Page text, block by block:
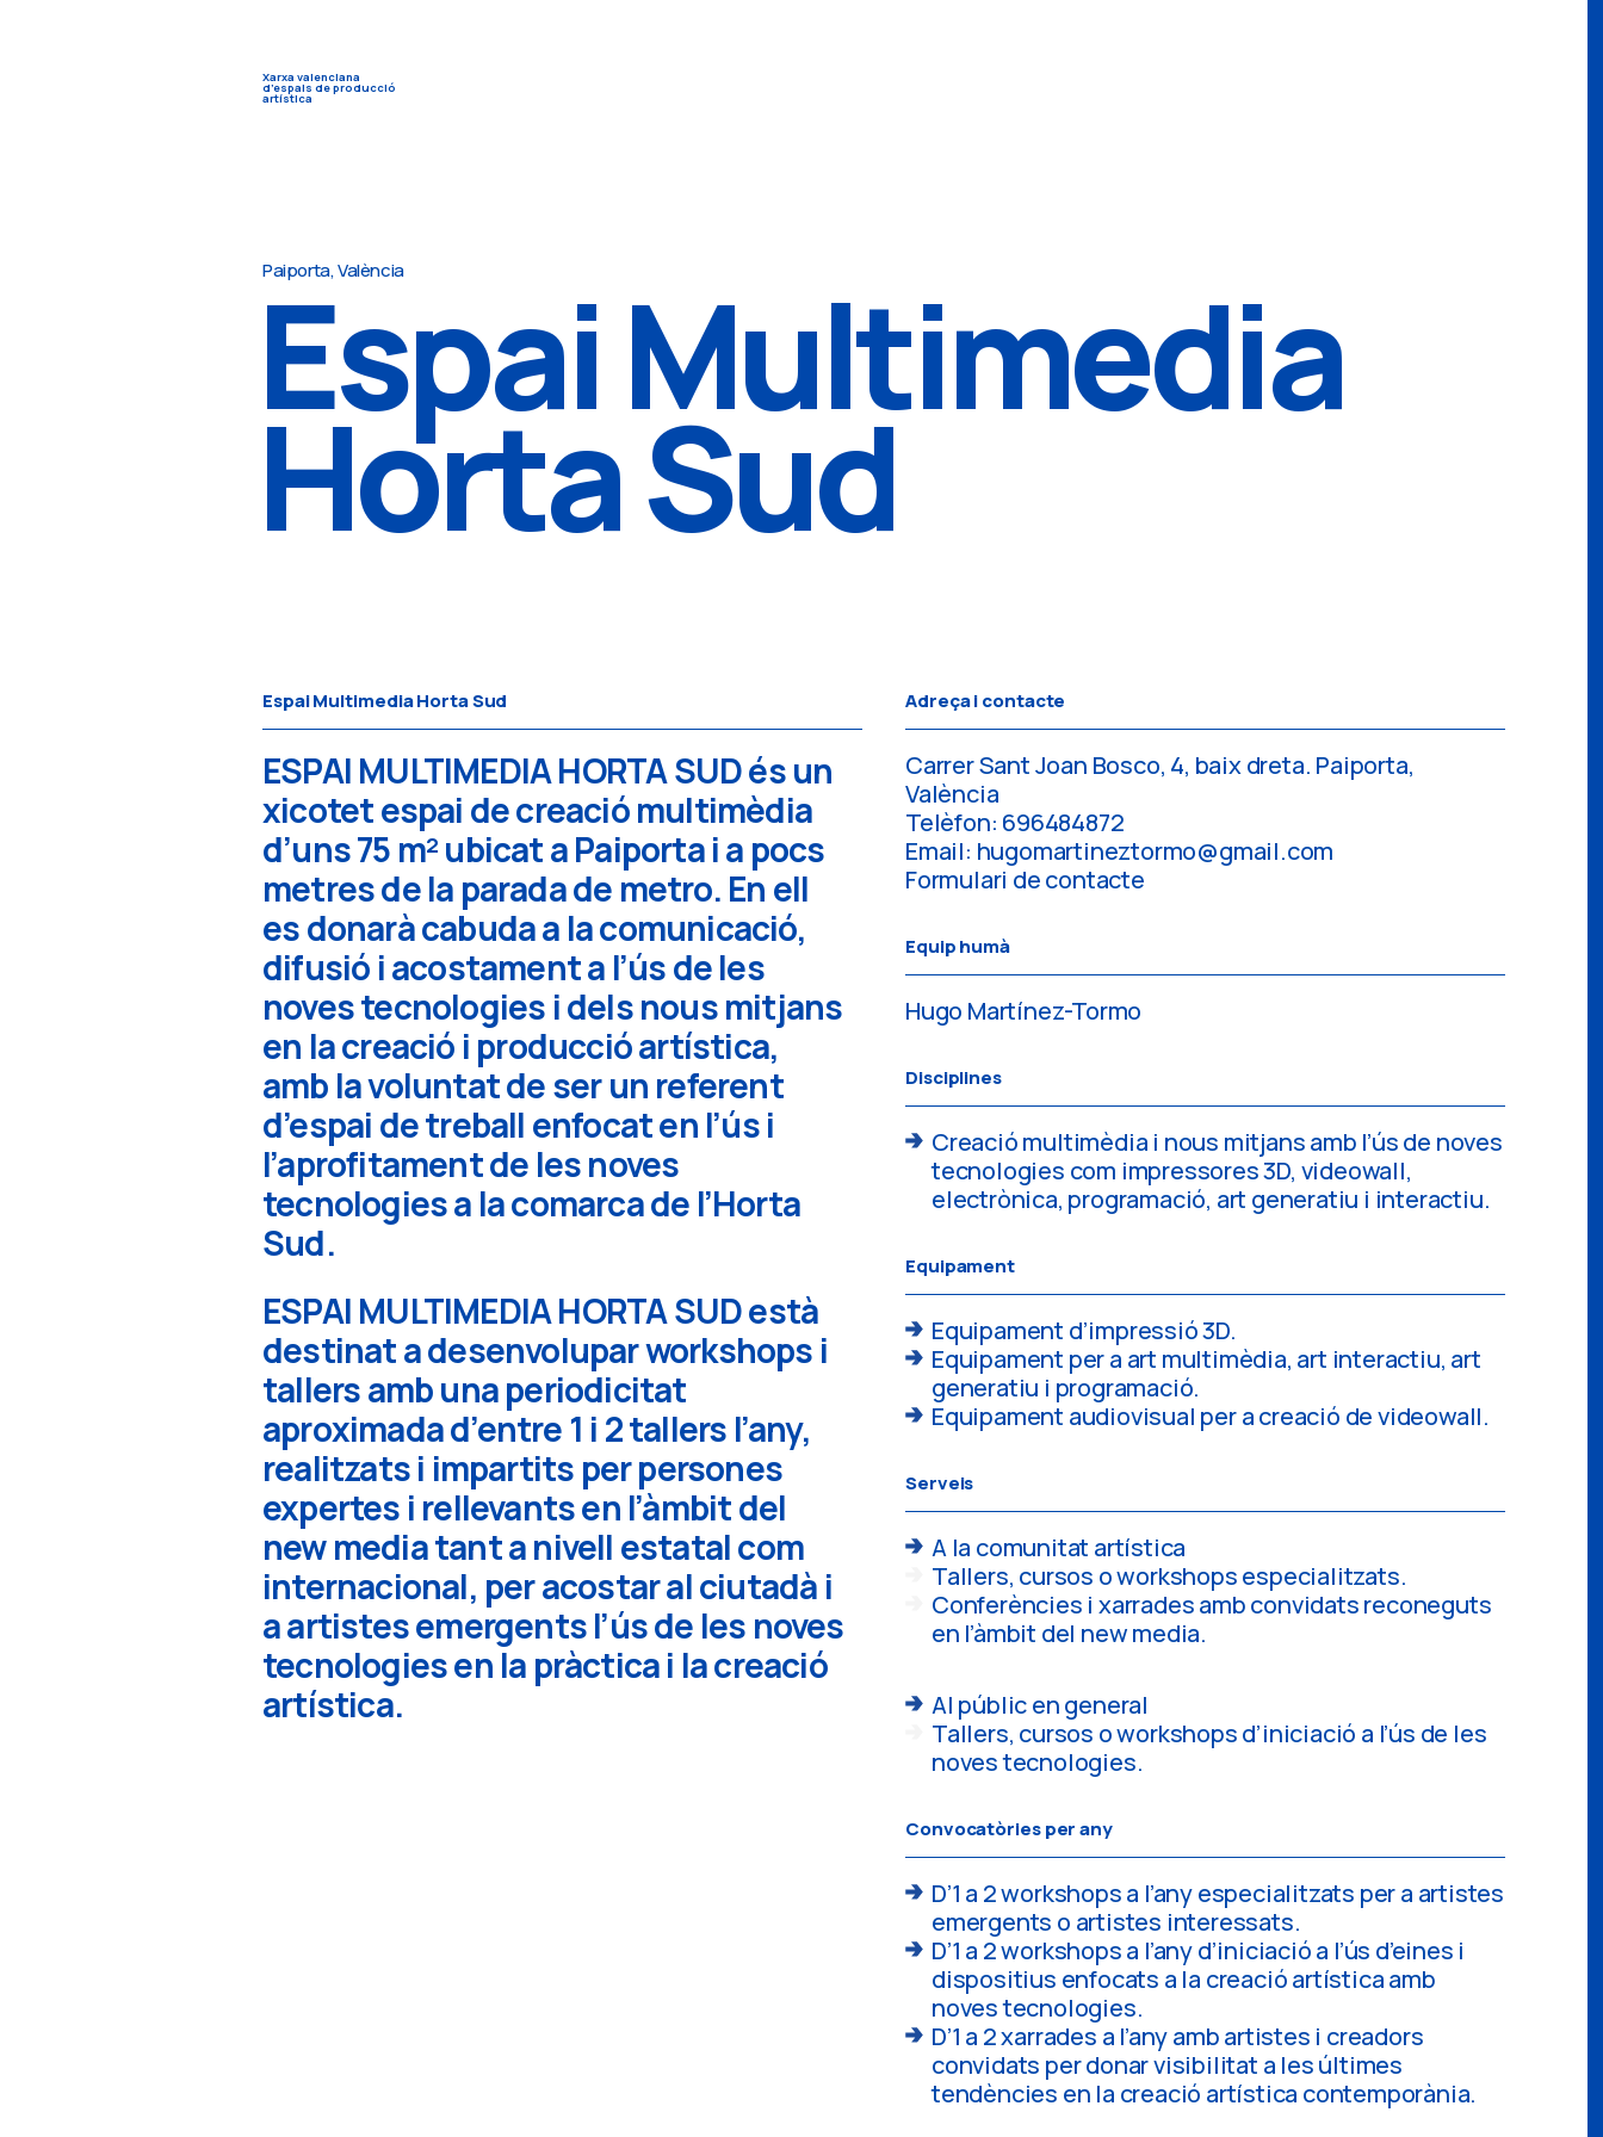
Xarxa valenciana
d’espais de producció
artística
Paiporta, València
Espai Multimedia
Horta Sud
Espai Multimedia Horta Sud
ESPAI MULTIMEDIA HORTA SUD és un
xicotet espai de creació multimèdia
d’uns 75 m² ubicat a Paiporta i a pocs
metres de la parada de metro. En ell
es donarà cabuda a la comunicació,
difusió i acostament a l’ús de les
noves tecnologies i dels nous mitjans
en la creació i producció artística,
amb la voluntat de ser un referent
d’espai de treball enfocat en l’ús i
l’aprofitament de les noves
tecnologies a la comarca de l’Horta
Sud.
ESPAI MULTIMEDIA HORTA SUD està
destinat a desenvolupar workshops i
tallers amb una periodicitat
aproximada d’entre 1 i 2 tallers l’any,
realitzats i impartits per persones
expertes i rellevants en l’àmbit del
new media tant a nivell estatal com
internacional, per acostar al ciutadà i
a artistes emergents l’ús de les noves
tecnologies en la pràctica i la creació
artística.
Adreça i contacte
Carrer Sant Joan Bosco, 4, baix dreta. Paiporta,
València
Telèfon: 696484872
Email: hugomartineztormo@gmail.com
Formulari de contacte
Equip humà
Hugo Martínez-Tormo
Disciplines
Creació multimèdia i nous mitjans amb l’ús de noves
tecnologies com impressores 3D, videowall,
electrònica, programació, art generatiu i interactiu.
Equipament
Equipament d’impressió 3D.
Equipament per a art multimèdia, art interactiu, art
generatiu i programació.
Equipament audiovisual per a creació de videowall.
Serveis
A la comunitat artística
Tallers, cursos o workshops especialitzats.
Conferències i xarrades amb convidats reconeguts
en l’àmbit del new media.
Al públic en general
Tallers, cursos o workshops d’iniciació a l’ús de les
noves tecnologies.
Convocatòries per any
D’1 a 2 workshops a l’any especialitzats per a artistes
emergents o artistes interessats.
D’1 a 2 workshops a l’any d’iniciació a l’ús d’eines i
dispositius enfocats a la creació artística amb
noves tecnologies.
D’1 a 2 xarrades a l’any amb artistes i creadors
convidats per donar visibilitat a les últimes
tendències en la creació artística contemporània.